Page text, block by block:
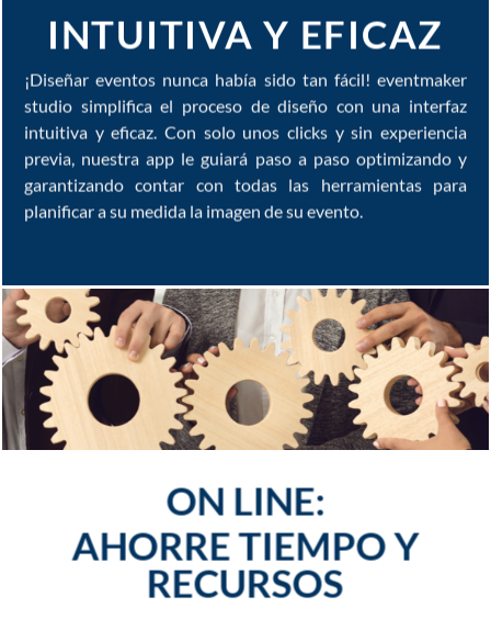
INTUITIVA Y EFICAZ
¡Diseñar eventos nunca había sido tan fácil! eventmaker
studio simplifica el proceso de diseño con una interfaz
intuitiva y eficaz. Con solo unos clicks y sin experiencia
previa, nuestra app le guiará paso a paso optimizando y
garantizando contar con todas las herramientas para
planificar a su medida la imagen de su evento.
ON LINE:
AHORRE TIEMPO Y
RECURSOS